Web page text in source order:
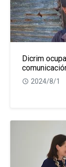
Dicrim
2024/8/1